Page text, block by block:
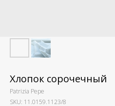
Хлопок сорочечный
Patrizia Pepe
SKU: 11.0159.1123/8